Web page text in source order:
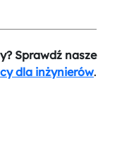
Sprawdź nasze
dla inżynierów.